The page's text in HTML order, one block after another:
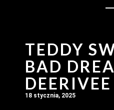
TEDDY
BAD
18 stycznia, 2025